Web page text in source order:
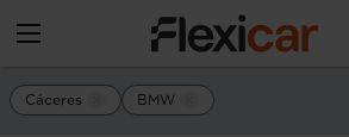
Cáceres BMW